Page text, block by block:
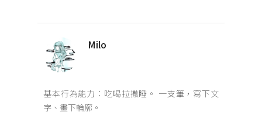
Milo
基本行為能力：吃喝拉撒睡。 一支筆，寫下文
字、畫下輪廓。